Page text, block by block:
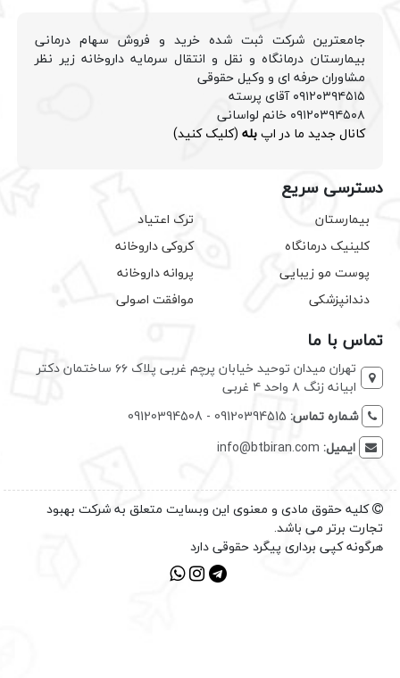
جامعترین شرکت ثبت شده خرید و فروش سهام درمانی
بیمارستان درمانگاه و نقل و انتقال سرمایه داروخانه زیر نظر
مشاوران حرفه ای و وکیل حقوقی
۰۹۱۲۰۳۹۴۵۱۵ آقای پرسته
۰۹۱۲۰۳۹۴۵۰۸ خانم لواسانی
کانال جدید ما در اپبله (کلیک کنید)
دسترسی سریع
بیمارستان
کلینیک درمانگاه
پوست مو زیبایی
دندانپزشکی
ترک اعتیاد
کروکی داروخانه
پروانه داروخانه
موافقت اصولی
تماس با ما
تهران میدان توحید خیابان پرچم غربی پلاک ۶۶ ساختمان دکتر
ابیانه زنگ ۸ واحد ۴ غربی
شماره تماس: 09120394515 - 09120394508
ایمیل: info@btbiran.com
کلیه حقوق مادی و معنوی این وبسایت متعلق به شرکت بهبود
تجارت برتر می باشد.
هرگونه کپی برداری پیگرد حقوقی دارد